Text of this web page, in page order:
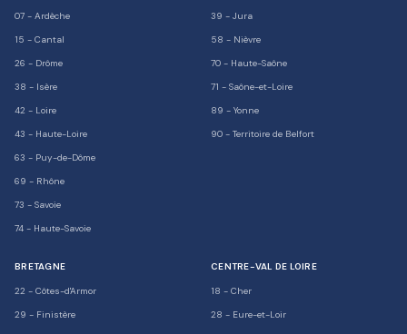
07 - Ardèche
15 - Cantal
26 - Drôme
38 - Isère
42 - Loire
43 - Haute-Loire
63 - Puy-de-Dôme
69 - Rhône
73 - Savoie
74 - Haute-Savoie
39 - Jura
58 - Nièvre
70 - Haute-Saône
71 - Saône-et-Loire
89 - Yonne
90 - Territoire de Belfort
BRETAGNE
22 - Côtes-d'Armor
29 - Finistère
CENTRE-VAL DE LOIRE
18 - Cher
28 - Eure-et-Loir